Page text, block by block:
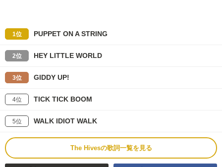
1位 PUPPET ON A STRING
2位 HEY LITTLE WORLD
3位 GIDDY UP!
4位 TICK TICK BOOM
5位 WALK IDIOT WALK
The Hivesの歌詞一覧を見る